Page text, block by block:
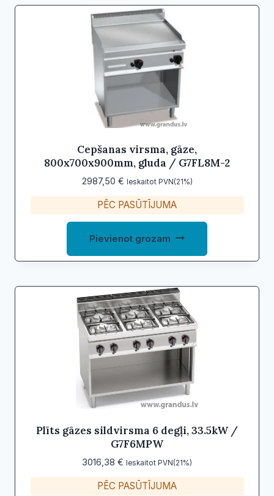
Cepšanas virsma, gāze,
800x700x900mm, gluda / G7FL8M-2
2987,50 € Ieskaitot PVN(21%)
PĒC PASŪTĪJUMA
Pievienot grozam
Plīts gāzes sildvirsma 6 degļi, 33.5kW /
G7F6MPW
3016,38 € Ieskaitot PVN(21%)
PĒC PASŪTĪJUMA